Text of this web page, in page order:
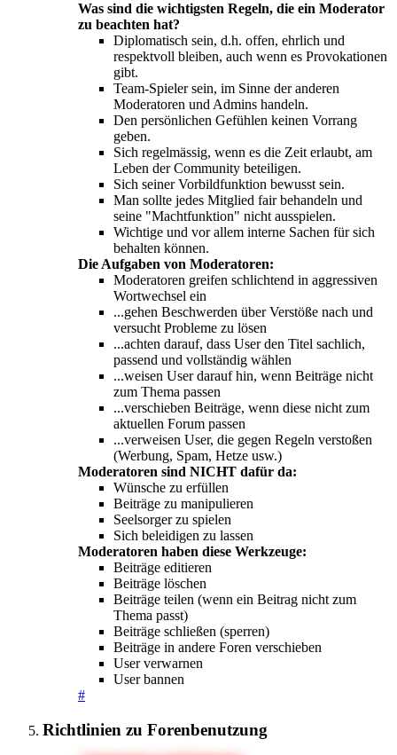
Was sind die wichtigsten Regeln, die ein Moderator
zu beachten hat?
Diplomatisch sein, d.h. offen, ehrlich und
respektvoll bleiben, auch wenn es Provokationen
gibt.
Team-Spieler sein, im Sinne der anderen
Moderatoren und Admins handeln.
Den persönlichen Gefühlen keinen Vorrang
geben.
Sich regelmässig, wenn es die Zeit erlaubt, am
Leben der Community beteiligen.
Sich seiner Vorbildfunktion bewusst sein.
Man sollte jedes Mitglied fair behandeln und
seine "Machtfunktion" nicht ausspielen.
Wichtige und vor allem interne Sachen für sich
behalten können.
Die Aufgaben von Moderatoren:
Moderatoren greifen schlichtend in aggressiven
Wortwechsel ein
...gehen Beschwerden über Verstöße nach und
versucht Probleme zu lösen
...achten darauf, dass User den Titel sachlich,
passend und vollständig wählen
...weisen User darauf hin, wenn Beiträge nicht
zum Thema passen
...verschieben Beiträge, wenn diese nicht zum
aktuellen Forum passen
...verweisen User, die gegen Regeln verstoßen
(Werbung, Spam, Hetze usw.)
Moderatoren sind NICHT dafür da:
Wünsche zu erfüllen
Beiträge zu manipulieren
Seelsorger zu spielen
Sich beleidigen zu lassen
Moderatoren haben diese Werkzeuge:
Beiträge editieren
Beiträge löschen
Beiträge teilen (wenn ein Beitrag nicht zum
Thema passt)
Beiträge schließen (sperren)
Beiträge in andere Foren verschieben
User verwarnen
User bannen
#
Richtlinien zu Forenbenutzung